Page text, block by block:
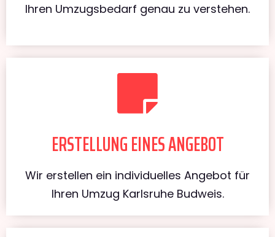
Ihren Umzugsbedarf genau zu verstehen.
ERSTELLUNG EINES ANGEBOT
Wir erstellen ein individuelles Angebot für
Ihren Umzug Karlsruhe Budweis.